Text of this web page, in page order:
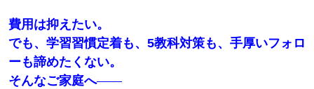
費用は抑えたい。
でも、学習習慣定着も、5教科対策も、手厚いフォロ
ーも諦めたくない。
そんなご家庭へ